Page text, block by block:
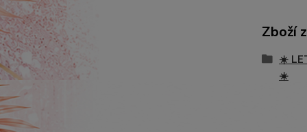
Zboží
☀️
☀️